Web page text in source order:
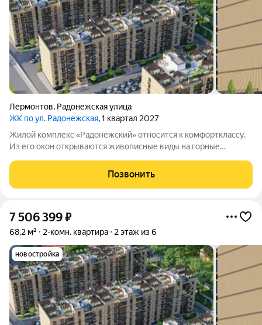
Лермонтов, Радонежская улица
ЖК по ул. Радонежская, 1 квартал 2027
Жилой комплекс «Радонежский» относится к комфортклассу.
Из его окон открываются живописные виды на горные
хребет. Комплекс состоит из четырёх шестиэтажных домов.
Здания возведены из
Позвонить
7 506 399₽
68,2 м² 2-комн. квартира 2 этаж из 6
новостройка